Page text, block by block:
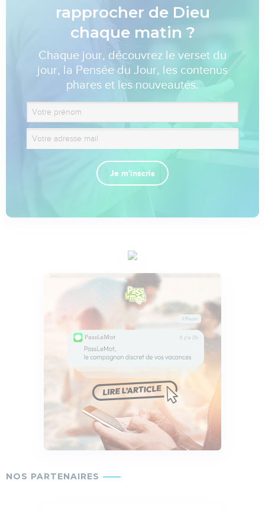
rapprocher de Dieu
chaque matin ?
Chaque jour, découvrez le verset du
jour, la Pensée du Jour, les contenus
phares et les nouveautés.
Je m'inscris